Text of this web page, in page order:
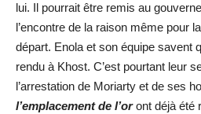
lui. Il pourrait être remis au
l’encontre de la raison même pour
départ. Enola et son équipe savent
rendu à Khost. C’est pourtant leur
l’arrestation de Moriarty et de ses
l’emplacement de l’oront déjà été